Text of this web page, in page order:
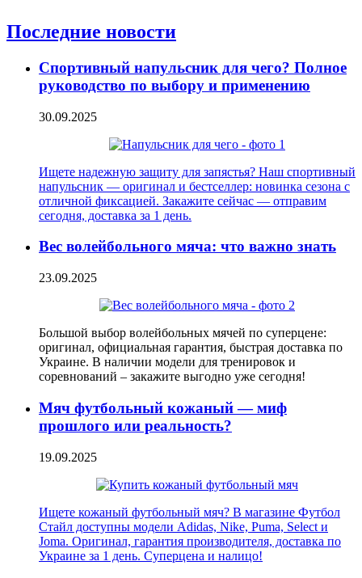
Последние новости
Спортивный напульсник для чего? Полное
руководство по выбору и применению
30.09.2025
Ищете надежную защиту для запястья? Наш спортивный
напульсник — оригинал и бестселлер: новинка сезона с
отличной фиксацией. Закажите сейчас — отправим
сегодня, доставка за 1 день.
Вес волейбольного мяча: что важно знать
23.09.2025
Большой выбор волейбольных мячей по суперцене:
оригинал, официальная гарантия, быстрая доставка по
Украине. В наличии модели для тренировок и
соревнований – закажите выгодно уже сегодня!
Мяч футбольный кожаный — миф
прошлого или реальность?
19.09.2025
Ищете кожаный футбольный мяч? В магазине Футбол
Стайл доступны модели Adidas, Nike, Puma, Select и
Joma. Оригинал, гарантия производителя, доставка по
Украине за 1 день. Суперцена и налицо!